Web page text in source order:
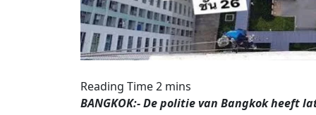
BANGKOK:- De politie van Bangkok heeft